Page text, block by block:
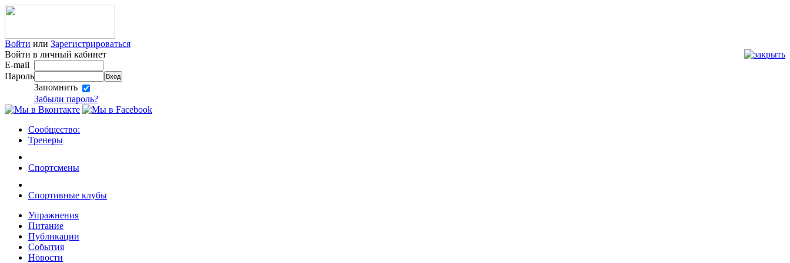
Войти или Зарегистрироваться
Войти в личный кабинет
E-mail
Пароль
Запомнить
Забыли пароль?
Сообщество:
Тренеры
Спортсмены
Спортивные клубы
Упражнения
Питание
Публикации
События
Новости